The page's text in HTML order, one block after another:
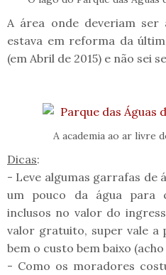
A área onde deveriam ser
estava em reforma da
(em Abril de 2015) e não sei
A academia ao ar livre
Dicas:
- Leve algumas garrafas de
um pouco da água para
inclusos no valor do
valor gratuito, super vale a
bem o custo bem baixo (acho
- Como os moradores